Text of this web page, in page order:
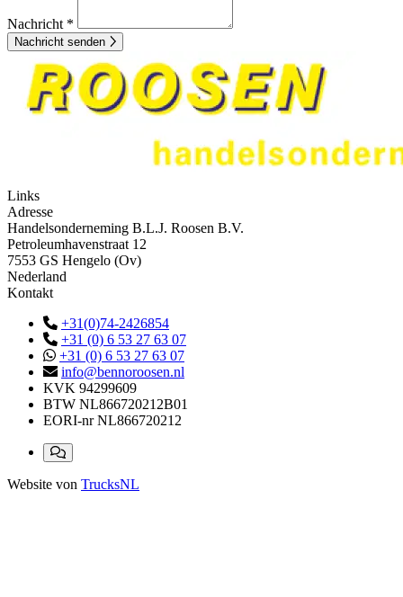
Nachricht *
Nachricht senden
Links
Adresse
Handelsonderneming B.L.J. Roosen B.V.
Petroleumhavenstraat 12
7553 GS Hengelo (Ov)
Nederland
Kontakt
+31(0)74-2426854
+31 (0) 6 53 27 63 07
+31 (0) 6 53 27 63 07
info@bennoroosen.nl
KVK 94299609
BTW NL866720212B01
EORI-nrNL866720212
Website von TrucksNL